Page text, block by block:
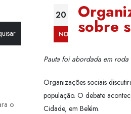
20
NOV sobre
Pauta foi abordada em roda
Organizações sociais
população. O debate
Cidade, em Belém.
o